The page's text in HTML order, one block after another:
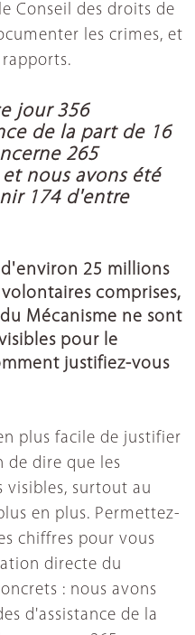
Conseil des droits de
les crimes, et
jour 356
de la part de 16
265
nous avons été
174 d'entre
25 millions
comprises,
Mécanisme ne sont
pour le
justifiez-vous
plus facile de justifier
de dire que les
visibles, surtout au
en plus. Permettez-
chiffres pour vous
directe du
: nous avons
d'assistance de la